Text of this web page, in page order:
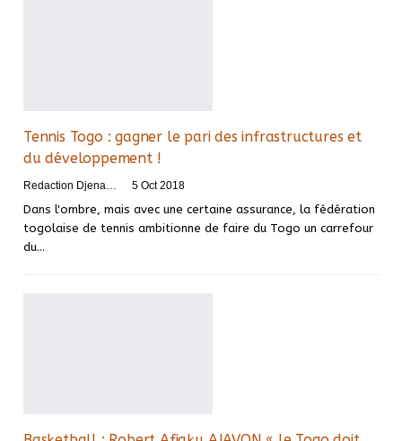
Tennis Togo : gagner le pari des infrastructures et
du développement !
Redaction DjenaSport 5 Oct 2018
Dans l'ombre, mais avec une certaine assurance, la fédération
togolaise de tennis ambitionne de faire du Togo un carrefour
du…